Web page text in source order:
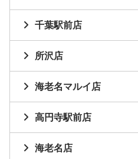
千葉駅前店
所沢店
海老名マルイ店
高円寺駅前店
海老名店